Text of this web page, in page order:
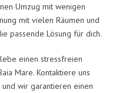
Umzug mit wenigen
mit vielen Räumen und
passende Lösung für dich.
einen stressfreien
Mare. Kontaktiere uns
wir garantieren einen